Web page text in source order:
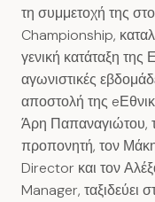
τη συμμετοχή της
Championship,
γενική κατάταξη
αγωνιστικές
αποστολή της
Άρη Παπαναγιώτου,
προπονητή, τον
Director και τον
Manager, ταξιδεύει